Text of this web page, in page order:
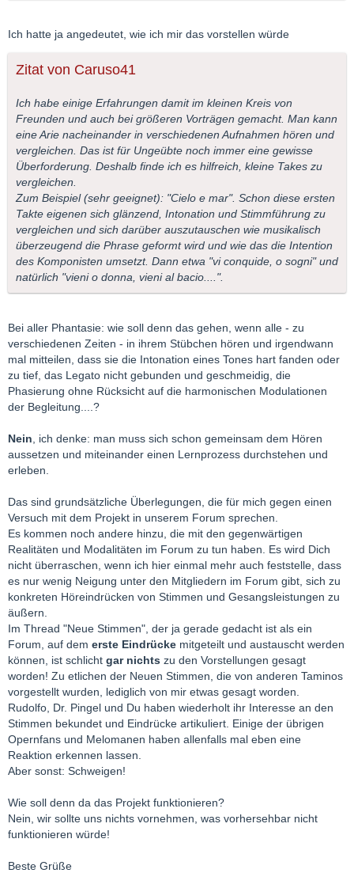
Ich hatte ja angedeutet, wie ich mir das vorstellen würde
Zitat von Caruso41
Ich habe einige Erfahrungen damit im kleinen Kreis von
Freunden und auch bei größeren Vorträgen gemacht. Man kann
eine Arie nacheinander in verschiedenen Aufnahmen hören und
vergleichen. Das ist für Ungeübte noch immer eine gewisse
Überforderung. Deshalb finde ich es hilfreich, kleine Takes zu
vergleichen.
Zum Beispiel (sehr geeignet): "Cielo e mar". Schon diese ersten
Takte eigenen sich glänzend, Intonation und Stimmführung zu
vergleichen und sich darüber auszutauschen wie musikalisch
überzeugend die Phrase geformt wird und wie das die Intention
des Komponisten umsetzt. Dann etwa "vi conquide, o sogni" und
natürlich "vieni o donna, vieni al bacio....".
Bei aller Phantasie: wie soll denn das gehen, wenn alle - zu
verschiedenen Zeiten - in ihrem Stübchen hören und irgendwann
mal mitteilen, dass sie die Intonation eines Tones hart fanden oder
zu tief, das Legato nicht gebunden und geschmeidig, die
Phasierung ohne Rücksicht auf die harmonischen Modulationen
der Begleitung....?
Nein , ich denke: man muss sich schon gemeinsam dem Hören
aussetzen und miteinander einen Lernprozess durchstehen und
erleben.
Das sind grundsätzliche Überlegungen, die für mich gegen einen
Versuch mit dem Projekt in unserem Forum sprechen.
Es kommen noch andere hinzu, die mit den gegenwärtigen
Realitäten und Modalitäten im Forum zu tun haben. Es wird Dich
nicht überraschen, wenn ich hier einmal mehr auch feststelle, dass
es nur wenig Neigung unter den Mitgliedern im Forum gibt, sich zu
konkreten Höreindrücken von Stimmen und Gesangsleistungen zu
äußern.
Im Thread "Neue Stimmen", der ja gerade gedacht ist als ein
Forum, auf dem erste Eindrücke mitgeteilt und austauscht werden
können, ist schlicht gar nichts zu den Vorstellungen gesagt
worden! Zu etlichen der Neuen Stimmen, die von anderen Taminos
vorgestellt wurden, lediglich von mir etwas gesagt worden.
Rudolfo, Dr. Pingel und Du haben wiederholt ihr Interesse an den
Stimmen bekundet und Eindrücke artikuliert. Einige der übrigen
Opernfans und Melomanen haben allenfalls mal eben eine
Reaktion erkennen lassen.
Aber sonst: Schweigen!
Wie soll denn da das Projekt funktionieren?
Nein, wir sollte uns nichts vornehmen, was vorhersehbar nicht
funktionieren würde!
Beste Grüße